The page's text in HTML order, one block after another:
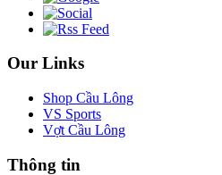
Our Links
Shop Cầu Lông
VS Sports
Vợt Cầu Lông
Thông tin